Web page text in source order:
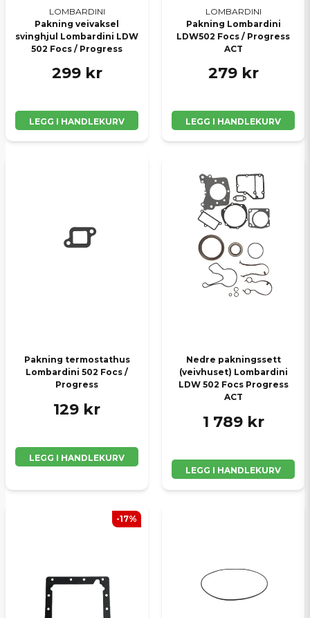
LOMBARDINI
Pakning veivaksel
svinghjul Lombardini LDW
502 Focs / Progress
299 kr
LEGG I HANDLEKURV
LOMBARDINI
Pakning Lombardini
LDW502 Focs / Progress
ACT
279 kr
LEGG I HANDLEKURV
Pakning termostathus
Lombardini 502 Focs /
Progress
129 kr
LEGG I HANDLEKURV
Nedre pakningssett
(veivhuset) Lombardini
LDW 502 Focs Progress
ACT
1 789 kr
LEGG I HANDLEKURV
-17%